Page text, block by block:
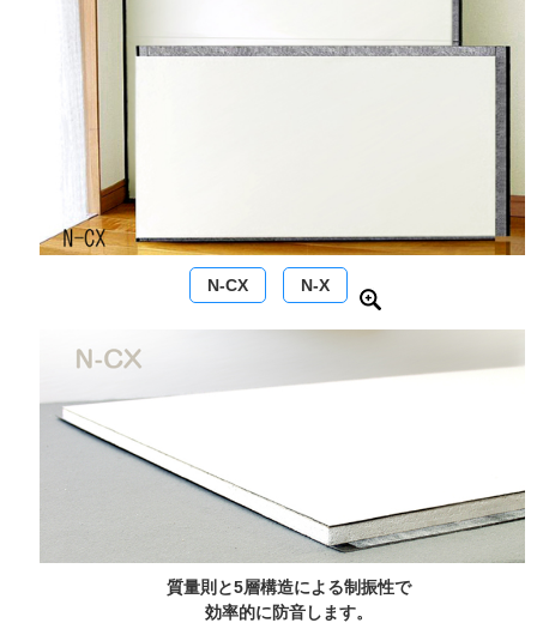
N-CX N-X
質量則と5層構造による制振性で
効率的に防音します。